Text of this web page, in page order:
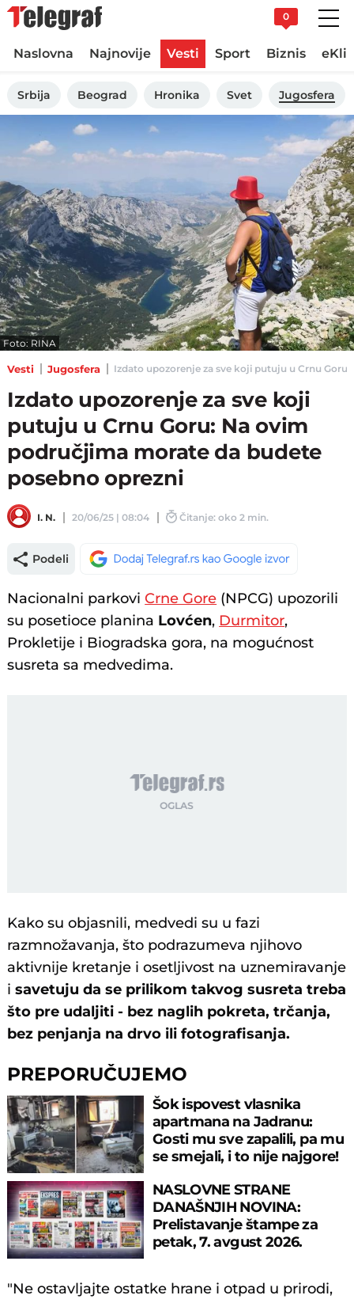
0
Naslovna Najnovije Vesti Sport Biznis
Srbija Beograd Hronika Svet Jugosfera
Foto: RINA
Vesti Jugosfera Izdato upozorenje za sve koji putuju u Crnu
Izdato upozorenje za sve koji
putuju u Crnu Goru: Na ovim
područjima morate da budete
posebno oprezni
I. N. 20/06/25 | 08:04 Čitanje: oko 2 min.
Podeli
Nacionalni parkoviCrne Gore (NPCG) upozorili
su posetioce planina Lovćen, Durmitor,
Prokletije i Biogradska gora, na mogućnost
susreta sa medvedima.
Kako su objasnili, medvedi su u fazi
razmnožavanja, što podrazumeva njihovo
aktivnije kretanje i osetljivost na uznemiravanje
isavetuju da se prilikom takvog susreta treba
što pre udaljiti - bez naglih pokreta, trčanja,
bez penjanja na drvo ili fotografisanja.
PREPORUČUJEMO
Šok ispovest vlasnika
apartmana na Jadranu:
Gosti mu sve zapalili, pa mu
se smejali, i to nije najgore!
NASLOVNE STRANE
DANAŠNJIH NOVINA:
Prelistavanje štampe za
petak, 7. avgust 2026.
"Ne ostavljajte ostatke hrane i otpad u prirodi,